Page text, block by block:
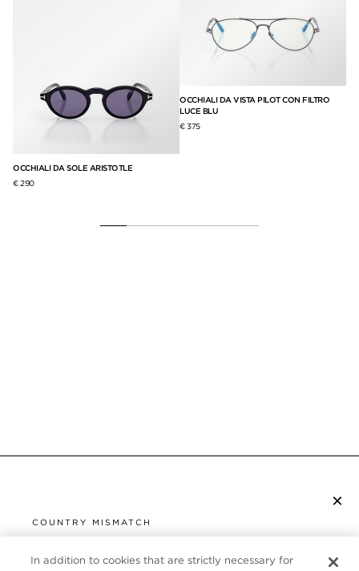
OCCHIALI DA SOLE ARISTOTLE
€ 290
OCCHIALI DA VISTA PILOT CON FILTRO
LUCE BLU
€ 375
×
COUNTRY MISMATCH
UNITED STATES
SERVIZIO CLIENTI
In addition to cookies that are strictly necessary for